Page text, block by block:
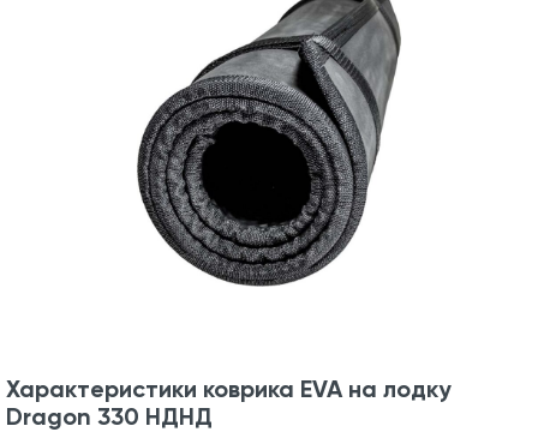
Характеристики коврика EVA на лодку
Dragon 330 НДНД